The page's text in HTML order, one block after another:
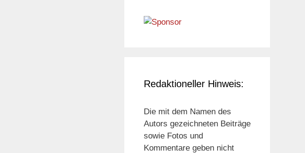
Redaktioneller Hinweis:
Die mit dem Namen des
Autors gezeichneten Beiträge
sowie Fotos und
Kommentare geben nicht